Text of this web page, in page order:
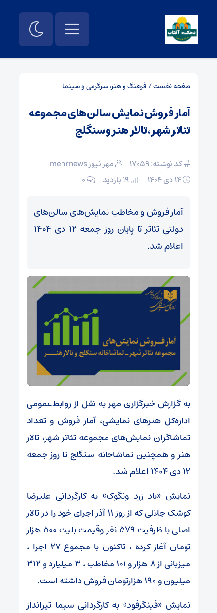
صفحه نخست/ فرهنگ و هنر، سرگرمی و سینما
آمار فروش نمایش سالن‌های مجموعه‌
تئاتر شهر، تالار هنر و سنگلج
کد نوشته: 17059
مهر نیوز mehrnews
۰
آمار فروش و مخاطب نمایش‌های‌ سالن‌های
دولتی تئاتر تا پایان روز جمعه ۱۲ دی ۱۴۰۴
اعلام شد.
به گزارش خبرگزاری مهر به نقل از روابط‌عمومی
اداره‌کل‌ هنرهای‌ نمایشی، آمار فروش و تعداد
تماشاگران نمایش‌های مجموعه‌ تئاتر شهر، تالار
‌هنر و همچنین تماشاخانه سنگلج تا روز جمعه
۱۲ دی ۱۴۰۴ اعلام شد.
نمایش «باد زرد ونگوک» به کارگردانی علیرضا
کوشک جلالی که از روز ۱۱ آذر اجرای خود را در تالار
اصلی با ظرفیت ۵۷۹ نفر وقیمت بلیت ۵۰۰ هزار
تومان آغاز کرده ، تاکنون با مجموع ۲۷ اجرا ،
میزبانی از ۸ هزار و ۱۰۱ مخاطب ، ۳ میلیارد و ۳۱۲
میلیون و ۱۹۰ هزارتومان فروش داشته است.
نمایش «فینگرفود» به کارگردانی سیما تیرانداز